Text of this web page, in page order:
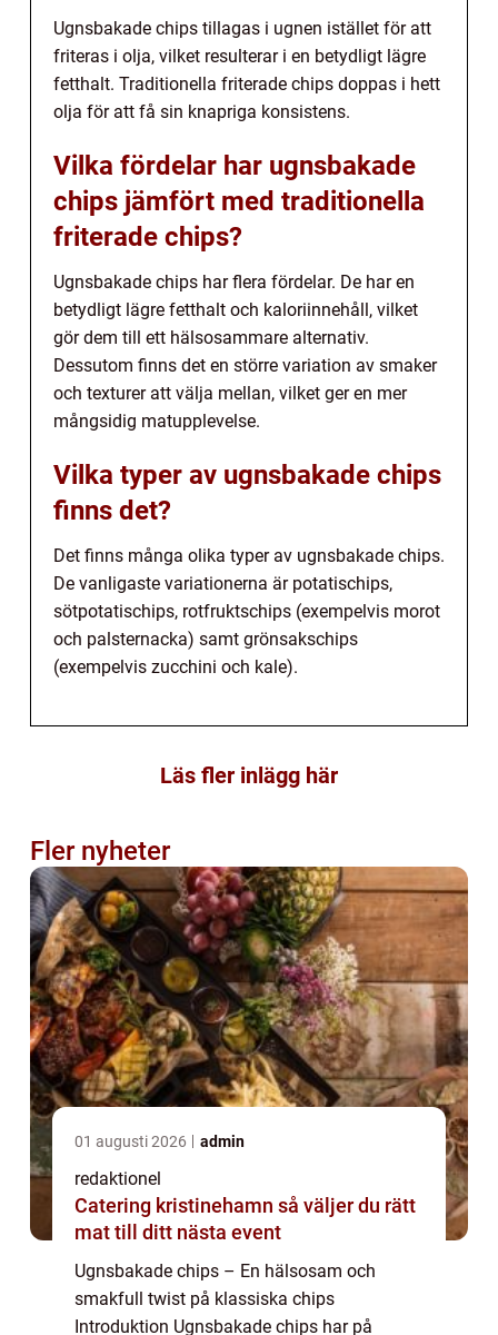
Ugnsbakade chips tillagas i ugnen istället för att
friteras i olja, vilket resulterar i en betydligt lägre
fetthalt. Traditionella friterade chips doppas i hett
olja för att få sin knapriga konsistens.
Vilka fördelar har ugnsbakade
chips jämfört med traditionella
friterade chips?
Ugnsbakade chips har flera fördelar. De har en
betydligt lägre fetthalt och kaloriinnehåll, vilket
gör dem till ett hälsosammare alternativ.
Dessutom finns det en större variation av smaker
och texturer att välja mellan, vilket ger en mer
mångsidig matupplevelse.
Vilka typer av ugnsbakade chips
finns det?
Det finns många olika typer av ugnsbakade chips.
De vanligaste variationerna är potatischips,
sötpotatischips, rotfruktschips (exempelvis morot
och palsternacka) samt grönsakschips
(exempelvis zucchini och kale).
Läs fler inlägg här
Fler nyheter
01 augusti 2026 admin
redaktionel
Catering kristinehamn så väljer du rätt
mat till ditt nästa event
Ugnsbakade chips – En hälsosam och
smakfull twist på klassiska chips
Introduktion Ugnsbakade chips har på